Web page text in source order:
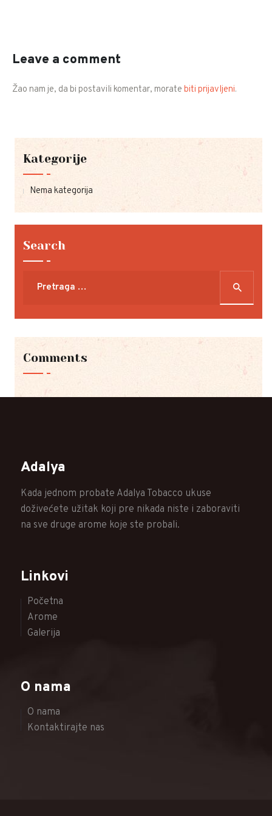
Leave a comment
Žao nam je, da bi postavili komentar, morate biti prijavljeni.
Kategorije
Nema kategorija
Search
Comments
Adalya
Kada jednom probate Adalya Tobacco ukuse
doživećete užitak koji pre nikada niste i zaboraviti
na sve druge arome koje ste probali.
Linkovi
Početna
Arome
Galerija
O nama
O nama
Kontaktirajte nas